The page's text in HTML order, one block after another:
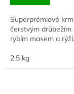
Superprémiové
čerstvým drůbežím
rybím masem a rýží.
2,5 kg